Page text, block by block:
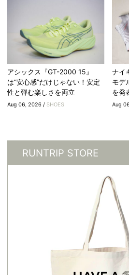
アシックス『GT-2000 15』
は“安心感”だけじゃない！安定
性と弾む楽しさを両立
Aug 06, 2026 / SHOES
ナイ
モデ
を発
Aug
RUNTRIP STORE